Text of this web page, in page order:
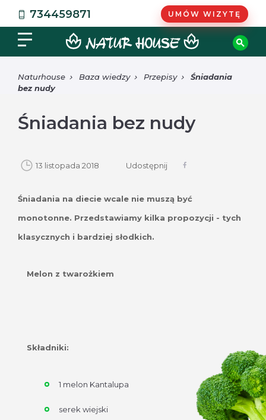
734459871 UMÓW WIZYTĘ
Naturhouse Baza wiedzy Przepisy
Śniadania
bez nudy
Śniadania bez nudy
13 listopada 2018 Udostępnij
Śniadania na diecie wcale nie muszą być
monotonne. Przedstawiamy kilka propozycji - tych
klasycznych i bardziej słodkich.
Melon z twarożkiem
Składniki:
1 melon Kantalupa
serek wiejski